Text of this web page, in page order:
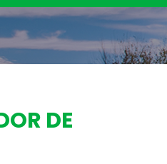
DE